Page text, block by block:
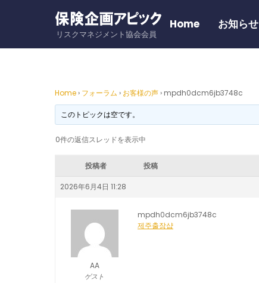
リスクマネジメント協会会員
Home お知らせ
Home › フォーラム › お客様の声 › mpdh0dcm6jb3748c
このトピックは空です。
0件の返信スレッドを表示中
投稿者 投稿
2026年6月4日 11:28
AA
ゲスト
mpdh0dcm6jb3748c
제주출장샵